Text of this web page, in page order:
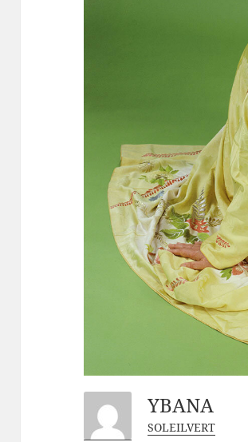
YBANA
SOLEILVERT